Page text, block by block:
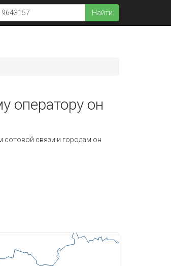
Найти
оператору он
сотовой связи и городам он